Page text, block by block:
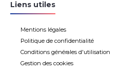
Liens utiles
Mentions légales
Politique de confidentialité
Conditions générales d'utilisation
Gestion des cookies